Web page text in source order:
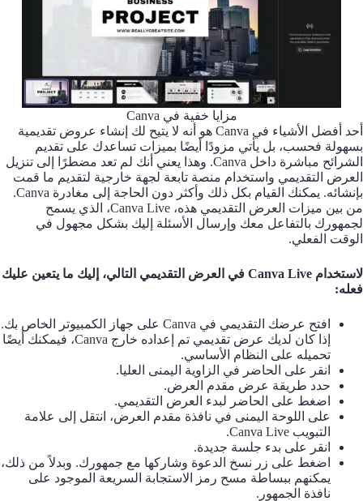
مزايا خفية في Canva
أحد أفضل الأشياء في Canva هو أنه لا يتيح لك إنشاء عروض تقديمية
بسهولة فحسب، بل يأتي مزودًا أيضًا بميزات تساعدك على تقديم
الشرائح مباشرة داخل Canva. وهذا يعني أنك لم تعد مضطرًا إلى تنزيل
العرض التقديمي واستخدام منصة تابعة لجهة خارجية لتقديم ما قمت
بإنشائه. يمكنك القيام بكل ذلك وأكثر دون الحاجة إلى مغادرة Canva.
من بين ميزات العرض التقديمي هذه، Canva Live، الذي يسمح
لجمهورك بالتفاعل معك وإرسال الأسئلة إليك بشكل مجهول في
الوقت الفعلي.
لاستخدام Canva Live في العرض التقديمي التالي، إليك ما يتعين عليك
فعله:
افتح عرضك التقديمي في Canva على جهاز الكمبيوتر الخاص بك.
إذا كان لديك عرض تقديمي تم إعداده خارج Canva، فيمكنك أيضًا
تحميله على النظام الأساسي.
انقر على الحاضر في الزاوية اليمنى العليا.
حدد طريقة عرض مقدم العرض.
اضغط على الحاضر لبدء العرض التقديمي.
على اللوحة اليمنى في نافذة مقدم العرض، انتقل إلى علامة
التبويب Canva Live.
انقر على بدء جلسة جديدة.
اضغط على زر نسخ الدعوة وشاركها مع جمهورك. وبدلاً من ذلك،
يمكنهم ببساطة مسح رمز الاستجابة السريعة الموجود على
نافذة الجمهور.